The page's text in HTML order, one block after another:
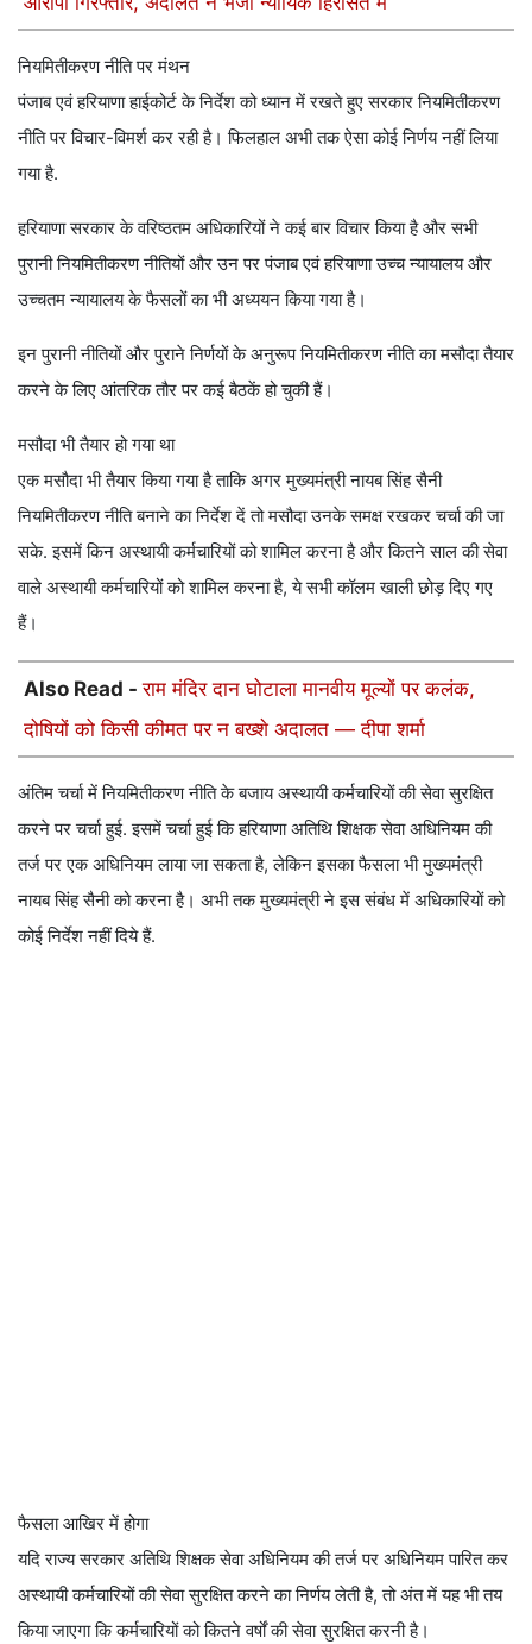
नियमितीकरण नीति पर मंथन
पंजाब एवं हरियाणा हाईकोर्ट के निर्देश को ध्यान में रखते हुए सरकार नियमितीकरण
नीति पर विचार-विमर्श कर रही है। फिलहाल अभी तक ऐसा कोई निर्णय नहीं लिया
गया है.
हरियाणा सरकार के वरिष्ठतम अधिकारियों ने कई बार विचार किया है और सभी
पुरानी नियमितीकरण नीतियों और उन पर पंजाब एवं हरियाणा उच्च न्यायालय और
उच्चतम न्यायालय के फैसलों का भी अध्ययन किया गया है।
इन पुरानी नीतियों और पुराने निर्णयों के अनुरूप नियमितीकरण नीति का मसौदा तैयार
करने के लिए आंतरिक तौर पर कई बैठकें हो चुकी हैं।
मसौदा भी तैयार हो गया था
एक मसौदा भी तैयार किया गया है ताकि अगर मुख्यमंत्री नायब सिंह सैनी
नियमितीकरण नीति बनाने का निर्देश दें तो मसौदा उनके समक्ष रखकर चर्चा की जा
सके. इसमें किन अस्थायी कर्मचारियों को शामिल करना है और कितने साल की सेवा
वाले अस्थायी कर्मचारियों को शामिल करना है, ये सभी कॉलम खाली छोड़ दिए गए
हैं।
Also Read -राम मंदिर दान घोटाला मानवीय मूल्यों पर कलंक,
दोषियों को किसी कीमत पर न बख्शे अदालत — दीपा शर्मा
अंतिम चर्चा में नियमितीकरण नीति के बजाय अस्थायी कर्मचारियों की सेवा सुरक्षित
करने पर चर्चा हुई. इसमें चर्चा हुई कि हरियाणा अतिथि शिक्षक सेवा अधिनियम की
तर्ज पर एक अधिनियम लाया जा सकता है, लेकिन इसका फैसला भी मुख्यमंत्री
नायब सिंह सैनी को करना है। अभी तक मुख्यमंत्री ने इस संबंध में अधिकारियों को
कोई निर्देश नहीं दिये हैं.
फैसला आखिर में होगा
यदि राज्य सरकार अतिथि शिक्षक सेवा अधिनियम की तर्ज पर अधिनियम पारित कर
अस्थायी कर्मचारियों की सेवा सुरक्षित करने का निर्णय लेती है, तो अंत में यह भी तय
किया जाएगा कि कर्मचारियों को कितने वर्षों की सेवा सुरक्षित करनी है।